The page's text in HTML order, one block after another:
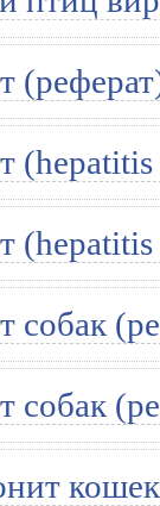
собак
собак